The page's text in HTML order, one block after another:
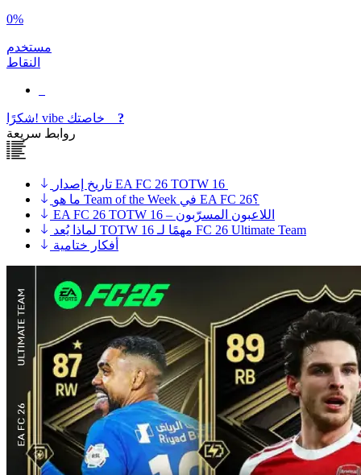
0%
مستخدم
النقاط
شكرًا! vibe
?
روابط سريعة
تاريخ إصدار EA FC 26 TOTW 16
ما هو Team of the Week في EA FC 26؟
EA FC 26 TOTW 16 – اللاعبون المسرّبون
لماذا يُعد TOTW 16 مهمًا لـ FC 26 Ultimate Team
أفكار ختامية